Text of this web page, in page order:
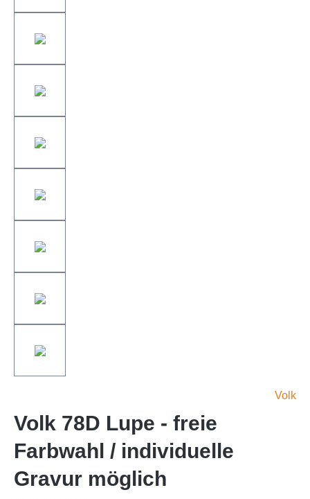
Volk
Volk 78D Lupe - freie
Farbwahl / individuelle
Gravur möglich